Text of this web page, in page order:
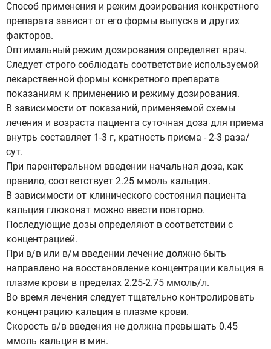
Способ применения и режим дозирования конкретного
препарата зависят от его формы выпуска и других
факторов.
Оптимальный режим дозирования определяет врач.
Следует строго соблюдать соответствие используемой
лекарственной формы конкретного препарата
показаниям к применению и режиму дозирования.
В зависимости от показаний, применяемой схемы
лечения и возраста пациента суточная доза для приема
внутрь составляет 1-3 г, кратность приема - 2-3 раза/
сут.
При парентеральном введении начальная доза, как
правило, соответствует 2.25 ммоль кальция.
В зависимости от клинического состояния пациента
кальция глюконат можно ввести повторно.
Последующие дозы определяют в соответствии с
концентрацией.
При в/в или в/м введении лечение должно быть
направлено на восстановление концентрации кальция в
плазме крови в пределах 2.25-2.75 ммоль/л.
Во время лечения следует тщательно контролировать
концентрацию кальция в плазме крови.
Скорость в/в введения не должна превышать 0.45
ммоль кальция в мин.